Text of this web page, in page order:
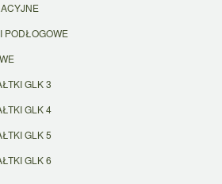
PODŁOGOWE
GLK 3
GLK 4
GLK 5
GLK 6